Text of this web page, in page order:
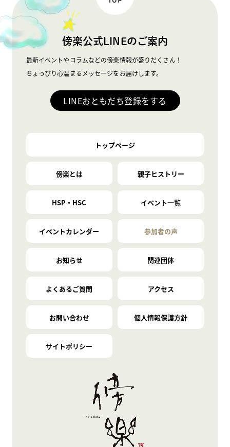
傍楽公式LINEのご案内
最新イベントやコラムなどの傍楽情報が盛りだくさん！
ちょっぴり心温まるメッセージをお届けします。
LINEおともだち登録をする
トップページ
傍楽とは 親子ヒストリー
HSP・HSC イベント一覧
イベントカレンダー 参加者の声
お知らせ 関連団体
よくあるご質問 アクセス
お問い合わせ 個人情報保護方針
サイトポリシー